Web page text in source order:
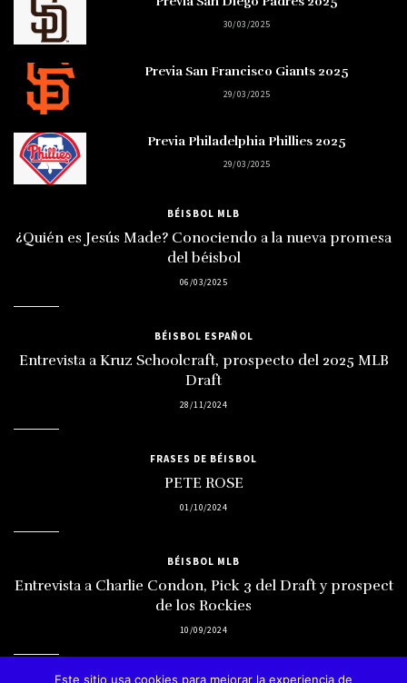
30/03/2025
Previa San Francisco Giants 2025
29/03/2025
Previa Philadelphia Phillies 2025
29/03/2025
BÉISBOL MLB
¿Quién es Jesús Made? Conociendo a la nueva promesa
del béisbol
06/03/2025
BÉISBOL ESPAÑOL
Entrevista a Kruz Schoolcraft, prospecto del 2025 MLB
Draft
28/11/2024
FRASES DE BÉISBOL
PETE ROSE
01/10/2024
BÉISBOL MLB
Entrevista a Charlie Condon, Pick 3 del Draft y prospect
de los Rockies
10/09/2024
Este sitio usa cookies para mejorar la experiencia de